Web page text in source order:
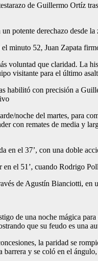
de Guillermo Ortíz
potente derechazo desde
minuto 52, Juan Zapata
voluntad que claridad. La
visitante para el último
habilitó con precisión a
noche del martes, para
con remates de media y
en el 37’, con una doble
el 51’, cuando Rodrigo
de Agustín Bianciotti,
de una noche mágica
que su feudo es una
la paridad se
y se coló en el